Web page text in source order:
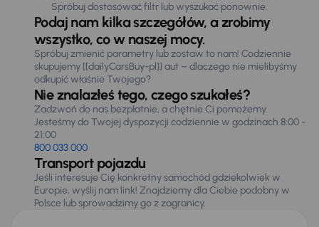
Spróbuj dostosować filtr lub wyszukać ponownie.
Podaj nam kilka szczegółów, a zrobimy
wszystko, co w naszej mocy.
Spróbuj zmienić parametry lub zostaw to nam! Codziennie
skupujemy [[dailyCarsBuy-pl]] aut – dlaczego nie mielibyśmy
odkupić właśnie Twojego?
Nie znalazłeś tego, czego szukałeś?
Zadzwoń do nas bezpłatnie, a chętnie Ci pomożemy.
Jesteśmy do Twojej dyspozycji codziennie w godzinach 8:00 -
21:00
800 033 000
Transport pojazdu
Jeśli interesuje Cię konkretny samochód gdziekolwiek w
Europie, wyślij nam link! Znajdziemy dla Ciebie podobny w
Polsce lub sprowadzimy go z zagranicy.